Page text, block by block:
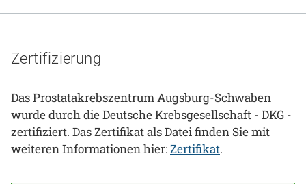
Zertifizierung
Das Prostatakrebszentrum Augsburg-Schwaben
wurde durch die Deutsche Krebsgesellschaft - DKG -
zertifiziert. Das Zertifikat als Datei finden Sie mit
weiteren Informationen hier:Zertifikat.